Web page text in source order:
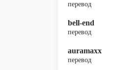
перевод
bell-end
перевод
auramaxx
перевод